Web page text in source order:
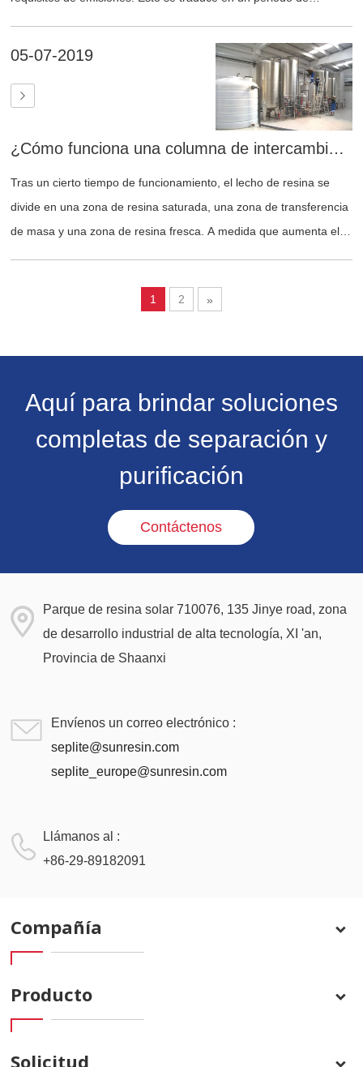
05-07-2019
¿Cómo funciona una columna de intercambio iónico?
Tras un cierto tiempo de funcionamiento, el lecho de resina se
divide en una zona de resina saturada, una zona de transferencia
de masa y una zona de resina fresca. A medida que aumenta el
falla toda la capa de resina.1 2 »
Aquí para brindar soluciones
completas de separación y
purificación
Contáctenos
Parque de resina solar 710076, 135 Jinye road, zona
de desarrollo industrial de alta tecnología, XI 'an,
Provincia de Shaanxi
Envíenos un correo electrónico :
seplite@sunresin.com
seplite_europe@sunresin.com
Llámanos al :
+86-29-89182091
Compañía
Producto
Solicitud